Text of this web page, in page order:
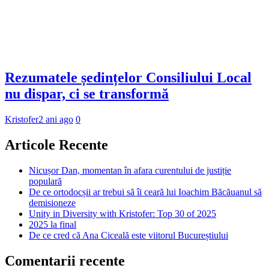
Rezumatele ședințelor Consiliului Local
nu dispar, ci se transformă
Kristofer2 ani ago 0
Articole Recente
Nicușor Dan, momentan în afara curentului de justiție
populară
De ce ortodocșii ar trebui să îi ceară lui Ioachim Băcăuanul să
demisioneze
Unity in Diversity with Kristofer: Top 30 of 2025
2025 la final
De ce cred că Ana Ciceală este viitorul Bucureștiului
Comentarii recente